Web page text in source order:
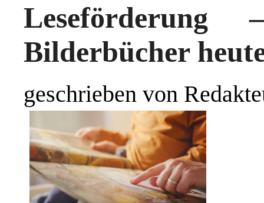
Bilderbücher
geschrieben von